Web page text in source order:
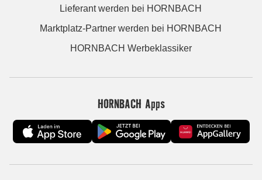
Lieferant werden bei HORNBACH
Marktplatz-Partner werden bei HORNBACH
HORNBACH Werbeklassiker
HORNBACH Apps